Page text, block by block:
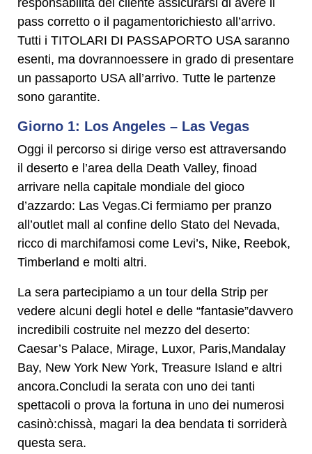
responsabilità del cliente assicurarsi di avere il
pass corretto o il pagamentorichiesto all’arrivo.
Tutti i TITOLARI DI PASSAPORTO USA saranno
esenti, ma dovrannoessere in grado di presentare
un passaporto USA all’arrivo. Tutte le partenze
sono garantite.
Giorno 1: Los Angeles – Las Vegas
Oggi il percorso si dirige verso est attraversando
il deserto e l’area della Death Valley, finoad
arrivare nella capitale mondiale del gioco
d’azzardo: Las Vegas.Ci fermiamo per pranzo
all’outlet mall al confine dello Stato del Nevada,
ricco di marchifamosi come Levi’s, Nike, Reebok,
Timberland e molti altri.
La sera partecipiamo a un tour della Strip per
vedere alcuni degli hotel e delle “fantasie”davvero
incredibili costruite nel mezzo del deserto:
Caesar’s Palace, Mirage, Luxor, Paris,Mandalay
Bay, New York New York, Treasure Island e altri
ancora.Concludi la serata con uno dei tanti
spettacoli o prova la fortuna in uno dei numerosi
casinò:chissà, magari la dea bendata ti sorriderà
questa sera.